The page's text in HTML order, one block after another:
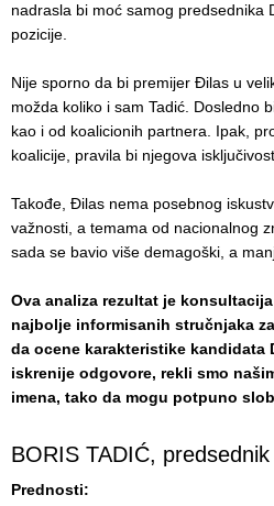
nadrasla bi moć samog predsednika
pozicije.
Nije sporno da bi premijer Đilas u
možda koliko i sam Tadić. Dosledno
kao i od koalicionih partnera. Ipak,
koalicije, pravila bi njegova
Takođe, Đilas nema posebnog
važnosti, a temama od nacionalnog
sada se bavio više demagoški, a
Ova analiza rezultat je
najbolje informisanih stručnjaka
da ocene karakteristike kandidata
iskrenije odgovore, rekli smo
imena, tako da mogu potpuno
BORIS TADIĆ,
Prednosti: